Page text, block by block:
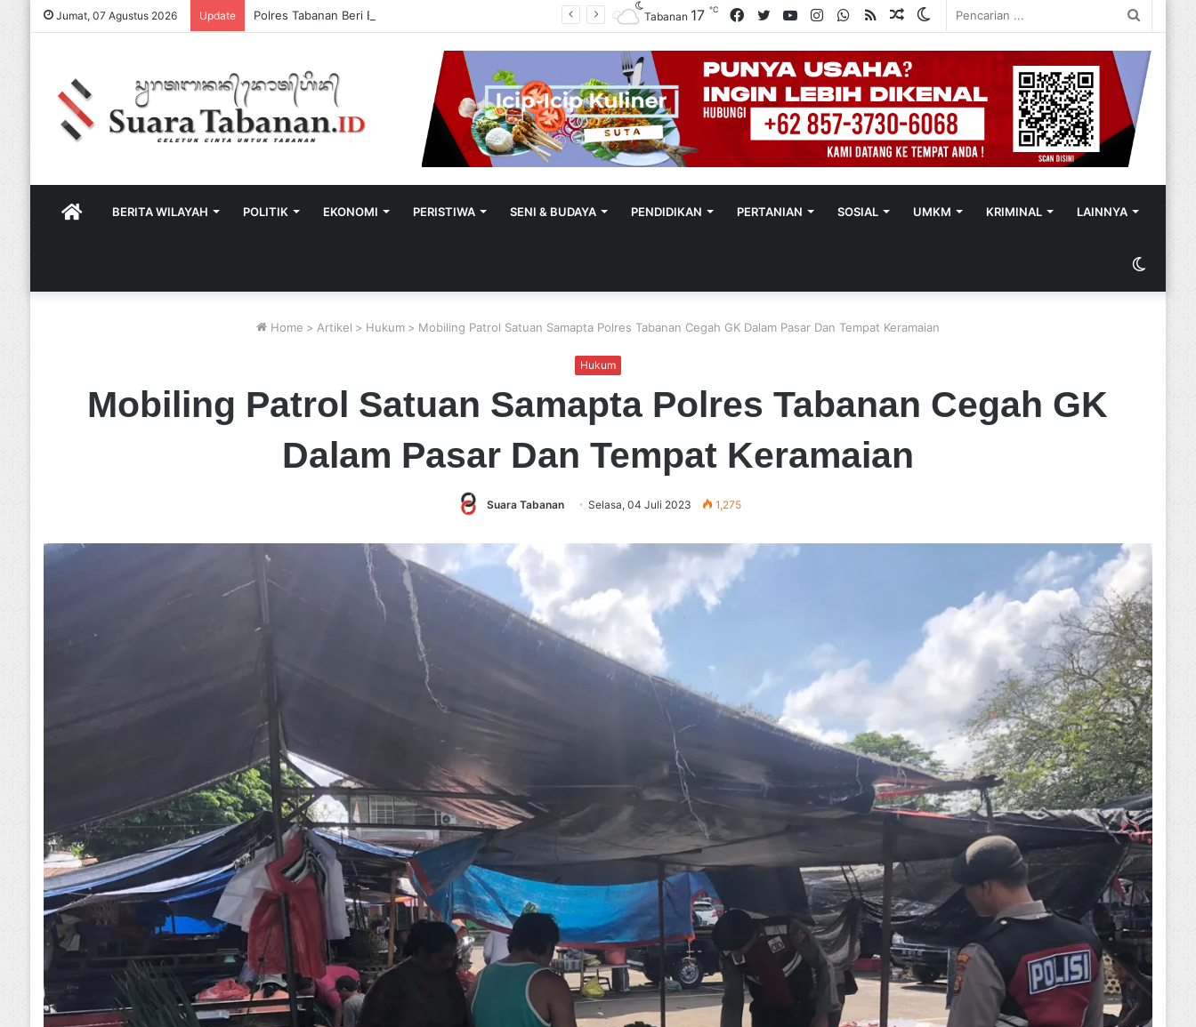
Jumat, 07 Agustus 2026 Update
Switch
Random
RSS
WhatsApp
Instagram
YouTube
Twitter
Facebook
Tabanan 17℃
HOMEBERITA WILAYAH POLITIK EKONOMI PERISTIWA SENI & BUDAYA PENDIDIKAN PERTANIAN SOSIAL UMKM KRIMINAL LAINNYA
Switch
skin
Home > Artikel > Hukum > Mobiling Patrol Satuan Samapta Polres Tabanan Cegah GK Dalam Pasar Dan Tempat Keramaian
Hukum
Mobiling Patrol Satuan Samapta Polres Tabanan Cegah GK
Dalam Pasar Dan Tempat Keramaian
Suara Tabanan Selasa, 04 Juli 2023 1,275